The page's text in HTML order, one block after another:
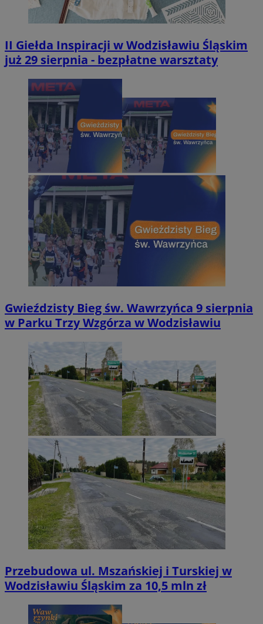
II Giełda Inspiracji w Wodzisławiu Śląskim
już 29 sierpnia - bezpłatne warsztaty
Gwieździsty Bieg św. Wawrzyńca 9 sierpnia
w Parku Trzy Wzgórza w Wodzisławiu
Przebudowa ul. Mszańskiej i Turskiej w
Wodzisławiu Śląskim za 10,5 mln zł